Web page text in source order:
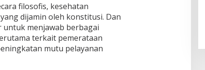
filosofis, kesehatan
dijamin oleh konstitusi. Dan
untuk menjawab berbagai
terkait pemerataan
mutu pelayanan